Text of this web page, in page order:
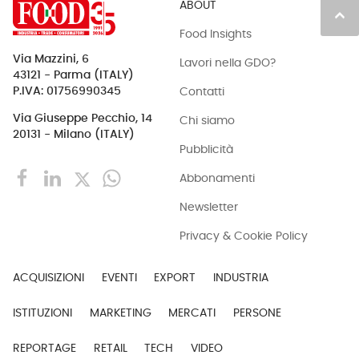
keyboard_arrow_up
Via Mazzini, 6
43121 - Parma (ITALY)
P.IVA: 01756990345
Via Giuseppe Pecchio, 14
20131 - Milano (ITALY)
ABOUT
Food Insights
Lavori nella GDO?
Contatti
Chi siamo
Pubblicità
Abbonamenti
Newsletter
Privacy & Cookie Policy
ACQUISIZIONI EVENTI EXPORT INDUSTRIA
ISTITUZIONI MARKETING MERCATI PERSONE
REPORTAGE RETAIL TECH VIDEO